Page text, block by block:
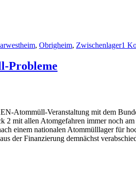
, Obrigheim, Zwischenlager1
Probleme
Atommüll-Veranstaltung mit dem
mit allen Atomgefahren immer noch
einem nationalen Atommülllager für
der Finanzierung demnächst